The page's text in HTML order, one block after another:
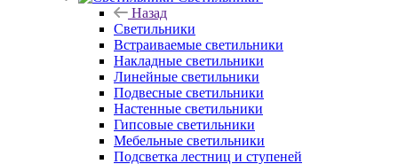
Назад
Светильники
Встраиваемые светильники
Накладные светильники
Линейные светильники
Подвесные светильники
Настенные светильники
Гипсовые светильники
Мебельные светильники
Подсветка лестниц и ступеней